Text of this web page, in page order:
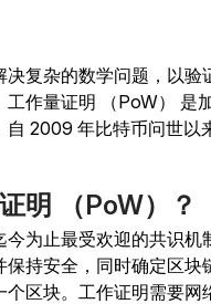
决复杂的数学问题，以验
工作量证明 （PoW） 是
自 2009 年比特币问世以
明 （PoW）？
今为止最受欢迎的共识机
保持安全，同时确定区块
个区块。工作证明需要网